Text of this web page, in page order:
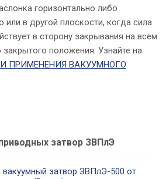
горизонтально либо
или в другой плоскости, когда сила
в сторону закрывания на всём
положения. Узнайте на
ПРИМЕНЕНИЯ ВАКУУМНОГО
затвор ЗВПлЭ
затвор ЗВПлЭ-500 от